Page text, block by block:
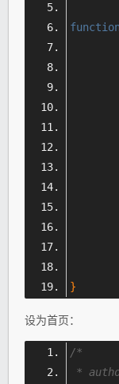
}
设为首页：
/*
*